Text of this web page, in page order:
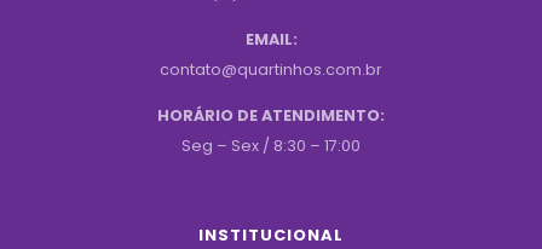
EMAIL:
contato@quartinhos.com.br
HORÁRIO DE ATENDIMENTO:
Seg – Sex / 8:30 – 17:00
INSTITUCIONAL